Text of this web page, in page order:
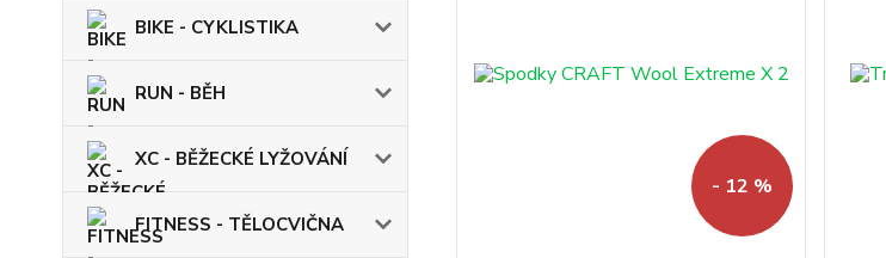
BIKE - CYKLISTIKA
RUN - BĚH
XC - BĚŽECKÉ LYŽOVÁNÍ
FITNESS - TĚLOCVIČNA
- 12 %